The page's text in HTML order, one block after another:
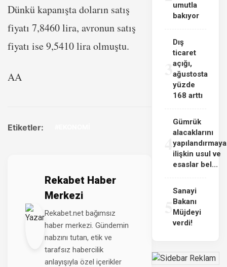
Dünkü kapanışta doların satış
fiyatı 7,8460 lira, avronun satış
fiyatı ise 9,5410 lira olmuştu.
AA
Etiketler:
Rekabet Haber
Merkezi
Rekabet.net bağımsız
haber merkezi. Gündemin
nabzını tutan, etik ve
tarafsız habercilik
anlayışıyla özel içerikler
umutla
bakıyor
3
Dış
ticaret
açığı,
ağustosta
yüzde
168 arttı
4
Gümrük
alacaklarını
yapılandırmaya
ilişkin usul ve
esaslar bel...
Sanayi
Bakanı
Müjdeyi
verdi!